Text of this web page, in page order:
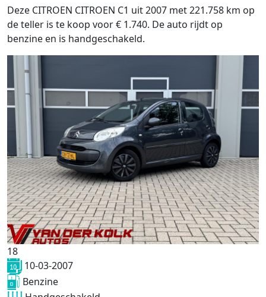
Deze CITROEN CITROEN C1 uit 2007 met 221.758 km op
de teller is te koop voor € 1.740. De auto rijdt op
benzine en is handgeschakeld.
18
10-03-2007
Benzine